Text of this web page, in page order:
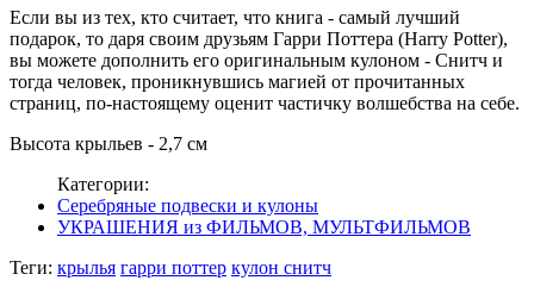
Если вы из тех, кто считает, что книга - самый лучший
подарок, то даря своим друзьям Гарри Поттера (Harry Potter),
вы можете дополнить его оригинальным кулоном - Снитч и
тогда человек, проникнувшись магией от прочитанных
страниц, по-настоящему оценит частичку волшебства на себе.
Высота крыльев - 2,7 см
Категории:
Серебряные подвески и кулоны
УКРАШЕНИЯ из ФИЛЬМОВ, МУЛЬТФИЛЬМОВ
Теги: крылья гарри поттер кулон снитч